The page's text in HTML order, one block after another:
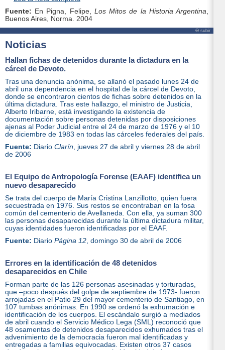
Fuente: En Pigna, Felipe, Los Mitos de la Historia Argentina,
Buenos Aires, Norma. 2004
Θ subir
Noticias
Hallan fichas de detenidos durante la dictadura en la
cárcel de Devoto.
Tras una denuncia anónima, se allanó el pasado lunes 24 de
abril una dependencia en el hospital de la cárcel de Devoto,
donde se encontraron cientos de fichas sobre detenidos en la
última dictadura. Tras este hallazgo, el ministro de Justicia,
Alberto Iribarne, está investigando la existencia de
documentación sobre personas detenidas por disposiciones
ajenas al Poder Judicial entre el 24 de marzo de 1976 y el 10
de diciembre de 1983 en todas las cárceles federales del país.
Fuente: Diario Clarín, jueves 27 de abril y viernes 28 de abril
de 2006
El Equipo de Antropología Forense (EAAF) identifica un
nuevo desaparecido
Se trata del cuerpo de María Cristina Lanzillotto, quien fuera
secuestrada en 1976. Sus restos se encontraban en la fosa
común del cementerio de Avellaneda. Con ella, ya suman 300
las personas desaparecidas durante la última dictadura militar,
cuyas identidades fueron identificadas por el EAAF.
Fuente: Diario Página 12, domingo 30 de abril de 2006
Errores en la identificación de 48 detenidos
desaparecidos en Chile
Forman parte de las 126 personas asesinadas y torturadas,
que –poco después del golpe de septiembre de 1973- fueron
arrojadas en el Patio 29 del mayor cementerio de Santiago, en
107 tumbas anónimas. En 1990 se ordenó la exhumación e
identificación de los cuerpos. El escándalo surgió a mediados
de abril cuando el Servicio Médico Lega (SML) reconoció que
48 osamentas de detenidos desaparecidos exhumados tras el
advenimiento de la democracia fueron mal identificadas y
entregadas a familias equivocadas. Existen otros 37 casos